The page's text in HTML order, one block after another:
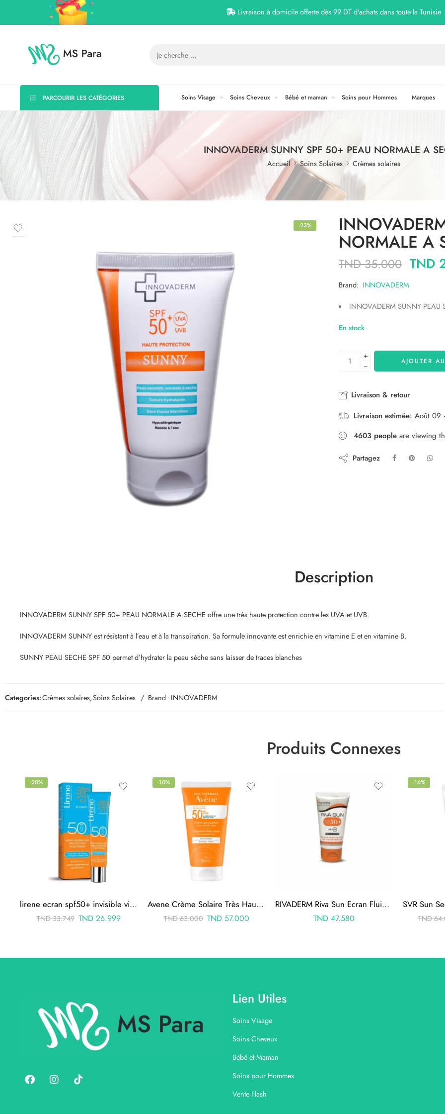
Livraison à domicile offerte dès 99 DT d'achats dans toute la Tunisie
PARCOURIR LES CATÉGORIES Soins Visage Soins Cheveux Bébé et maman Soins pour Hommes Marques
INNOVADERM SUNNY SPF 50+ PEAU NORMALE A
Accueil Soins Solaires Crèmes solaires
-23%
NORMALE A
TND35.000 TND
Brand: INNOVADERM
INNOVADERM SUNNY PEAU
En stock
+
−
AJOUTER
Livraison & retour
Livraison estimée: Août 09
4603 people are viewing
Partagez
Description
INNOVADERM SUNNY SPF 50+ PEAU NORMALE A SECHE offre une très haute protection contre les UVA et UVB.
INNOVADERM SUNNY est résistant à l’eau et à la transpiration. Sa formule innovante est enrichie en vitamine E et en vitamine B.
SUNNY PEAU SECHE SPF 50 permet d’hydrater la peau sèche sans laisser de traces blanches
Categories:Crèmes solaires,Soins Solaires Brand :INNOVADERM
Produits Connexes
-20%
lirene ecran spf50+ invisible visage a base de vit e 40ml
TND33.749 TND 26.999
-10%
Avene Crème Solaire Très Haute Protection Spf50+ 50 Ml
TND63.000 TND57.000
RIVADERM Riva Sun Ecran Fluide Teinté SPF50+ 50ml
TND 47.580
-16%
TND
Lien Utiles
Soins Visage
Soins Cheveux
Bébé et Maman
Soins pour Hommes
Vente Flash